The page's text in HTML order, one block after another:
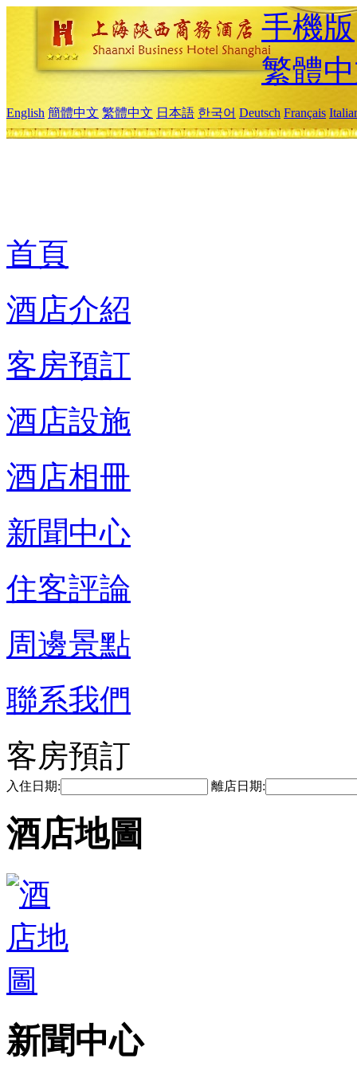
手機版
繁體
English 簡體中文 繁體中文 日本語 한국어 Deutsch Français
首頁
酒店介紹
客房預訂
酒店設施
酒店相冊
新聞中心
住客評論
周邊景點
聯系我們
客房預訂
入住日期: 離店日期:
酒店地圖
新聞中心